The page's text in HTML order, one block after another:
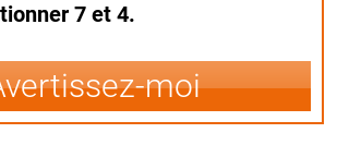
7 et 4.
moi